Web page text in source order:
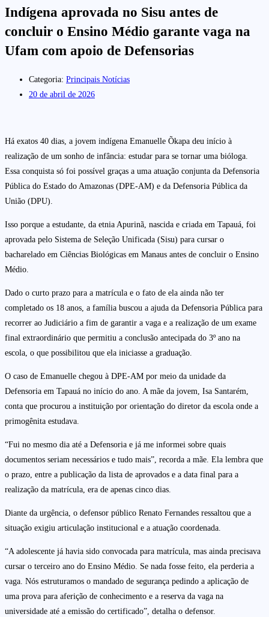
Indígena aprovada no Sisu antes de
concluir o Ensino Médio garante vaga na
Ufam com apoio de Defensorias
Categoria: Principais Notícias
20 de abril de 2026
Há exatos 40 dias, a jovem indígena Emanuelle Õkapa deu início à
realização de um sonho de infância: estudar para se tornar uma bióloga.
Essa conquista só foi possível graças a uma atuação conjunta da Defensoria
Pública do Estado do Amazonas (DPE-AM) e da Defensoria Pública da
União (DPU).
Isso porque a estudante, da etnia Apurinã, nascida e criada em Tapauá, foi
aprovada pelo Sistema de Seleção Unificada (Sisu) para cursar o
bacharelado em Ciências Biológicas em Manaus antes de concluir o Ensino
Médio.
Dado o curto prazo para a matrícula e o fato de ela ainda não ter
completado os 18 anos, a família buscou a ajuda da Defensoria Pública para
recorrer ao Judiciário a fim de garantir a vaga e a realização de um exame
final extraordinário que permitiu a conclusão antecipada do 3º ano na
escola, o que possibilitou que ela iniciasse a graduação.
O caso de Emanuelle chegou à DPE-AM por meio da unidade da
Defensoria em Tapauá no início do ano. A mãe da jovem, Isa Santarém,
conta que procurou a instituição por orientação do diretor da escola onde a
primogênita estudava.
“Fui no mesmo dia até a Defensoria e já me informei sobre quais
documentos seriam necessários e tudo mais”, recorda a mãe. Ela lembra que
o prazo, entre a publicação da lista de aprovados e a data final para a
realização da matrícula, era de apenas cinco dias.
Diante da urgência, o defensor público Renato Fernandes ressaltou que a
situação exigiu articulação institucional e a atuação coordenada.
“A adolescente já havia sido convocada para matrícula, mas ainda precisava
cursar o terceiro ano do Ensino Médio. Se nada fosse feito, ela perderia a
vaga. Nós estruturamos o mandado de segurança pedindo a aplicação de
uma prova para aferição de conhecimento e a reserva da vaga na
universidade até a emissão do certificado”, detalha o defensor.